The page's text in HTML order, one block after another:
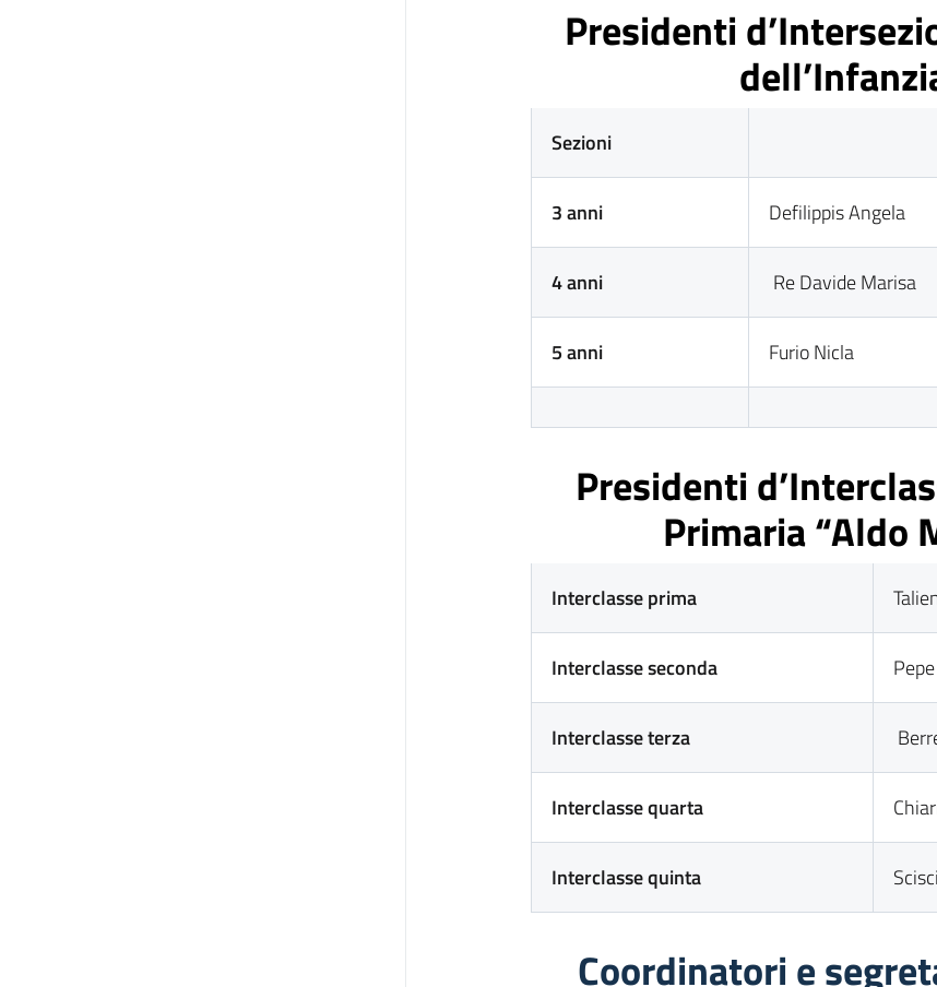
Presidenti
Sezioni
3 anni Defilippis Angela
4 anni Re Davide Marisa
5 anni Furio Nicla
Presidenti
Primaria “Aldo
Interclasse prima
Interclasse seconda
Interclasse terza
Interclasse quarta
Interclasse quinta
Coordinatori e